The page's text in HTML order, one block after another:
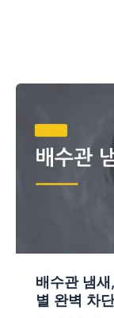
배수관 냄
별 완벽 차